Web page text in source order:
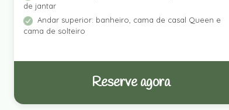
de jantar
Andar superior: banheiro, cama de casal Queen e
cama de solteiro
Reserve agora